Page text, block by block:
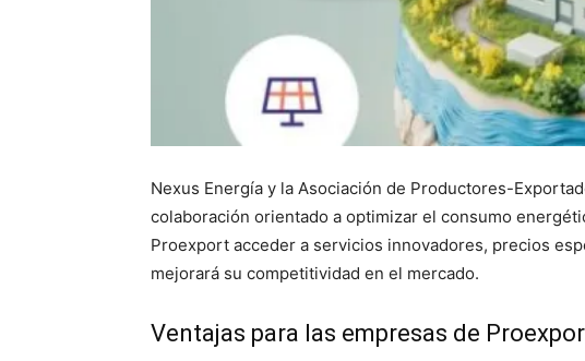
Nexus Energía y la Asociación de Productores-
colaboración orientado a optimizar el consumo
Proexport acceder a servicios innovadores, precios
mejorará su competitividad en el mercado.
Ventajas para las empresas de